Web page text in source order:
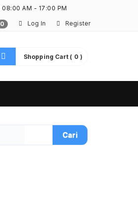
08:00 AM - 17:00 PM
0 Log In Register
Shopping Cart ( 0 )